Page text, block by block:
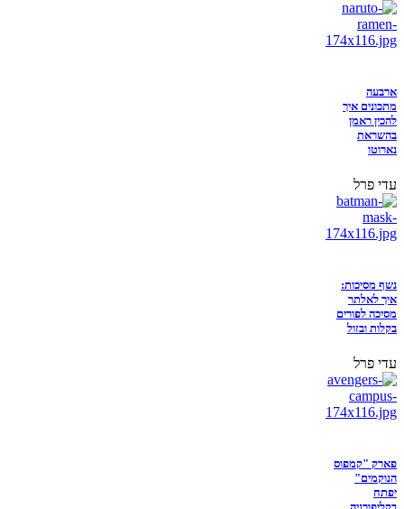
ארבעה
מתכונים איך
להכין ראמן
בהשראת
נארוטו
עדי פרל
נשף מסיכות:
איך לאלתר
מסיכה לפורים
בקלות ובזול
עדי פרל
פארק "קמפוס
הנוקמים"
יפתח